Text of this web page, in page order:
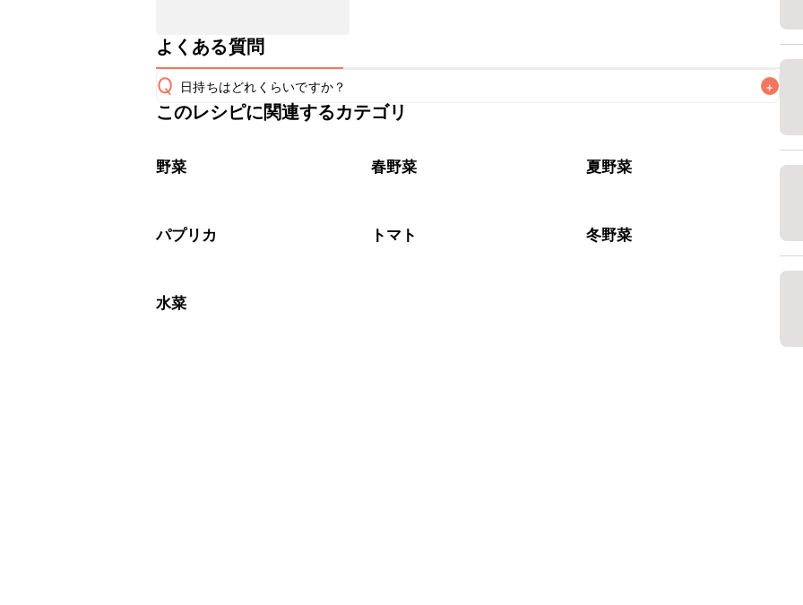
よくある質問
Q 日持ちはどれくらいですか？ +
保存期間は冷蔵で当日中が目安です。なるべくお早めにお召し上がりください。
※日持ちは目安です。
このレシピに関連するカテゴリ
野菜 春野菜 夏野菜
パプリカ トマト 冬野菜
水菜